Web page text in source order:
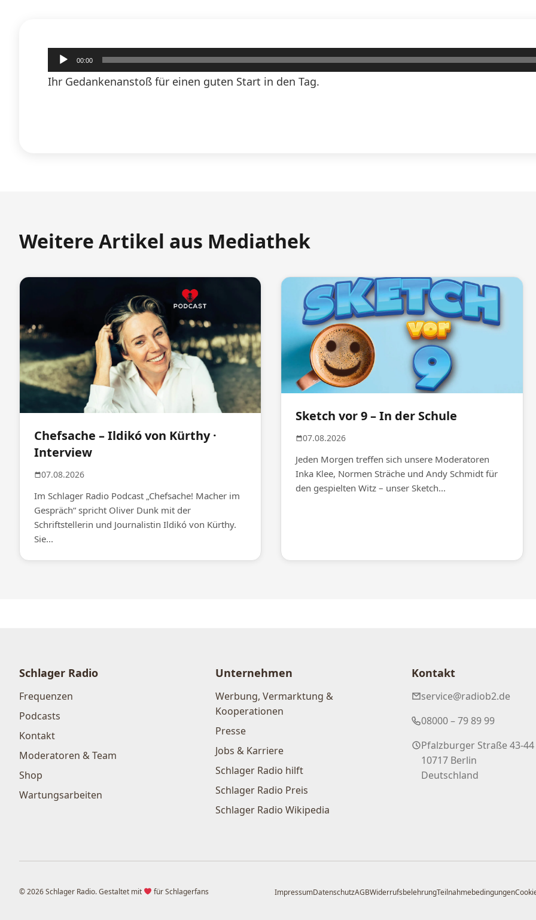
Audio-
Player
00:00
Ihr Gedankenanstoß für einen guten Start in den Tag.
Weitere Artikel aus Mediathek
Chefsache – Ildikó von Kürthy ·
Interview
07.08.2026
Im Schlager Radio Podcast „Chefsache! Macher im
Gespräch“ spricht Oliver Dunk mit der
Schriftstellerin und Journalistin Ildikó von Kürthy.
Sie...
Sketch vor 9 – In der Schule
07.08.2026
Jeden Morgen treffen sich unsere Moderatoren
Inka Klee, Normen Sträche und Andy Schmidt für
den gespielten Witz – unser Sketch...
Schlager Radio
Frequenzen
Podcasts
Kontakt
Moderatoren & Team
Shop
Wartungsarbeiten
Unternehmen
Werbung, Vermarktung &
Kooperationen
Presse
Jobs & Karriere
Schlager Radio hilft
Schlager Radio Preis
Schlager Radio Wikipedia
Kontakt
service@radiob2.de
08000 – 79 89 99
Pfalzburger Straße 43-44
10717 Berlin
Deutschland
© 2026 Schlager Radio. Gestaltet mit für Schlagerfans ImpressumDatenschutzAGBWiderrufsbelehrungTeilnahmebedingungen